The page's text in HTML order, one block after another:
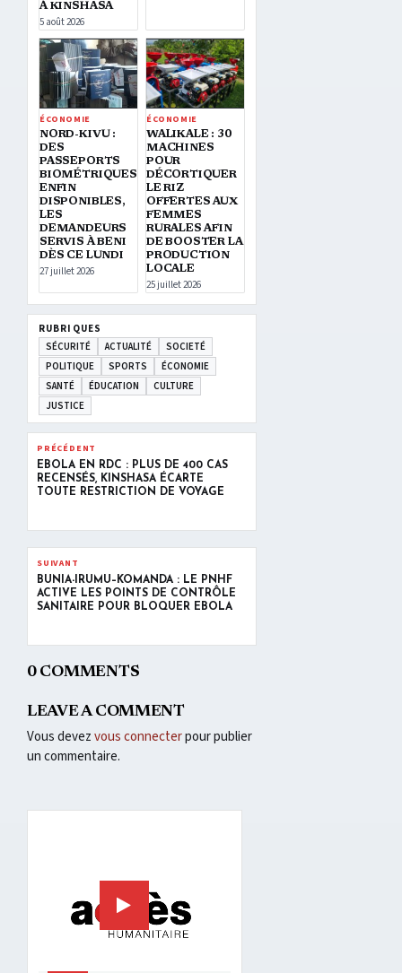
À KINSHASA
5 août 2026
ÉCONOMIE
NORD-KIVU :
DES
PASSEPORTS
BIOMÉTRIQUES
ENFIN
DISPONIBLES,
LES
DEMANDEURS
SERVIS À BENI
DÈS CE LUNDI
27 juillet 2026
ÉCONOMIE
WALIKALE : 30
MACHINES
POUR
DÉCORTIQUER
LE RIZ
OFFERTES AUX
FEMMES
RURALES AFIN
DE BOOSTER LA
PRODUCTION
LOCALE
25 juillet 2026
RUBRIQUES
SÉCURITÉ
ACTUALITÉ
SOCIETÉ
POLITIQUE
SPORTS
ÉCONOMIE
SANTÉ
ÉDUCATION
CULTURE
JUSTICE
PRÉCÉDENT
EBOLA EN RDC : PLUS DE 400 CAS
RECENSÉS, KINSHASA ÉCARTE
TOUTE RESTRICTION DE VOYAGE
SUIVANT
BUNIA-IRUMU–KOMANDA : LE PNHF
ACTIVE LES POINTS DE CONTRÔLE
SANITAIRE POUR BLOQUER EBOLA
0 COMMENTS
LEAVE A COMMENT
Vous devezvous connecterpour publier
un commentaire.